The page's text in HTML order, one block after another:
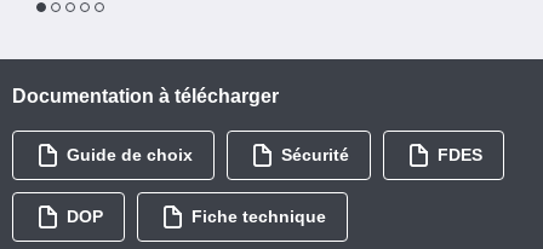
1 2 3 4
Documentation à télécharger
Guide de choix Sécurité FDES
DOP Fiche technique